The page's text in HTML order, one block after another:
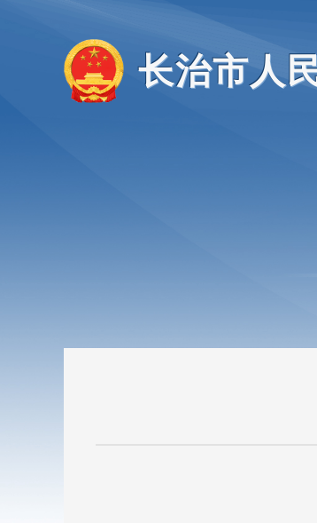
长治市人